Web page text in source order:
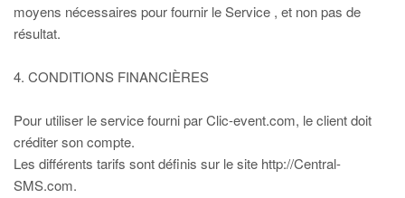
moyens nécessaires pour fournir le Service , et non pas de
résultat.
4. CONDITIONS FINANCIÈRES
Pour utiliser le service fourni par Clic-event.com, le client doit
créditer son compte.
Les différents tarifs sont définis sur le site http://Central-
SMS.com.